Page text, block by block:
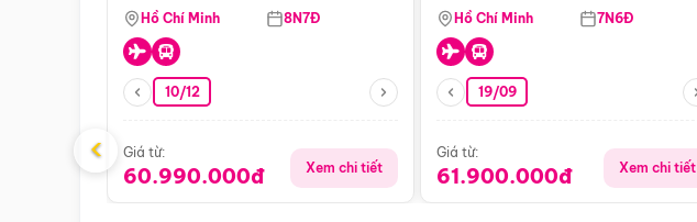
Pamukkale
Hồ Chí Minh 8N7Đ
10/12
Giá từ:
60.990.000đ Xem chi tiết
Hồ Chí Minh 7N6Đ
19/09
Giá từ:
61.900.000đ Xem chi tiết
‹